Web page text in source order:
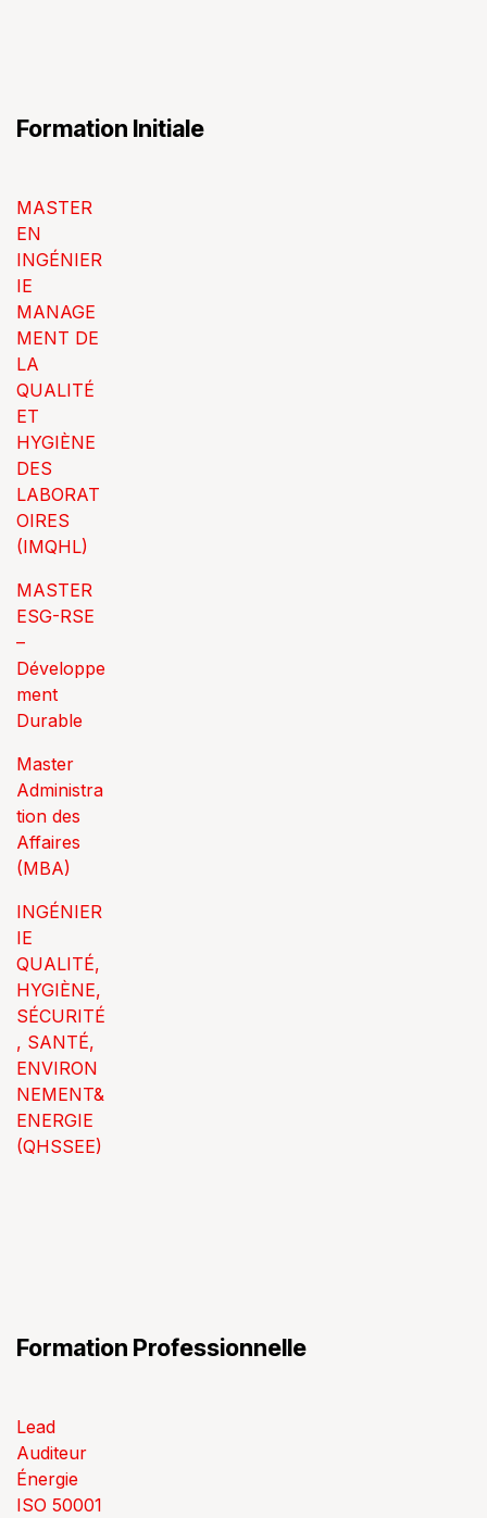
Formation Initiale
MASTER
EN
INGÉNIER
IE
MANAGE
MENT DE
LA
QUALITÉ
ET
HYGIÈNE
DES
LABORAT
OIRES
(IMQHL)
MASTER
ESG-RSE
–
Développe
ment
Durable
Master
Administra
tion des
Affaires
(MBA)
INGÉNIER
IE
QUALITÉ,
HYGIÈNE,
SÉCURITÉ
, SANTÉ,
ENVIRON
NEMENT&
ENERGIE
(QHSSEE)
Formation Professionnelle
Lead
Auditeur
Énergie
ISO 50001